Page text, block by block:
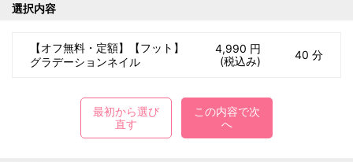
選択内容
【オフ無料・定額】【フット】
グラデーションネイル
4,990 円
(税込み)
40 分
最初から選び
直す
この内容で次
へ